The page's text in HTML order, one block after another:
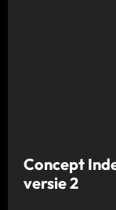
Concept
versie 2